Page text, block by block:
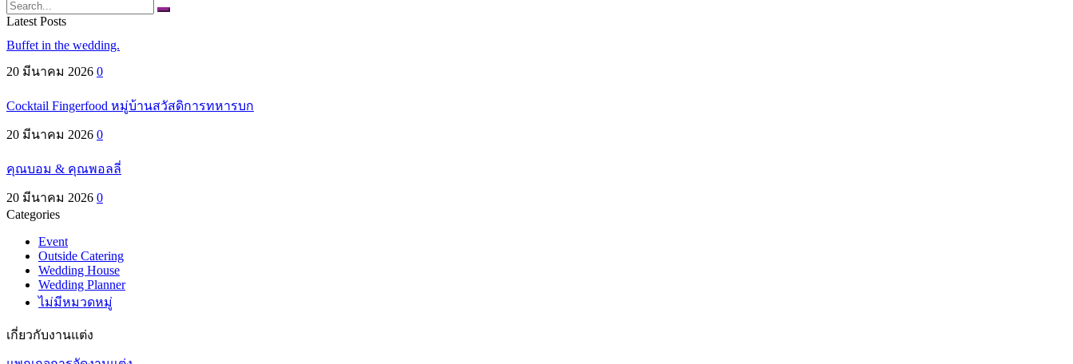
Search
Latest Posts
Buffet in the wedding.
20 มีนาคม 2026 0
Cocktail Fingerfood หมู่บ้านสวัสดิการทหารบก
20 มีนาคม 2026 0
คุณบอม & คุณพอลลี่
20 มีนาคม 2026 0
Categories
Event
Outside Catering
Wedding House
Wedding Planner
ไม่มีหมวดหมู่
เกี่ยวกับงานแต่ง